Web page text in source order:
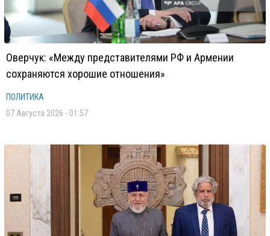
Оверчук: «Между представителями РФ и Армении
сохраняются хорошие отношения»
ПОЛИТИКА
07 Августа 2026 - 01:57